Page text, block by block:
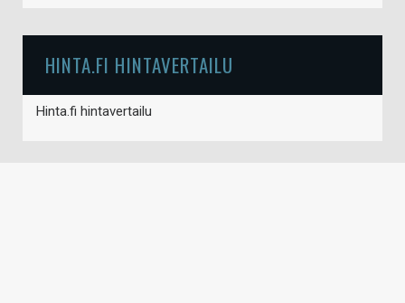
HINTA.FI HINTAVERTAILU
Hinta.fi hintavertailu